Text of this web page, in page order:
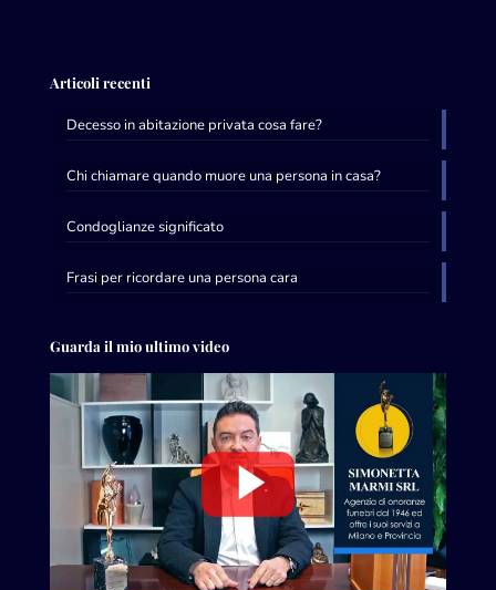
Articoli recenti
Decesso in abitazione privata cosa fare?
Chi chiamare quando muore una persona in casa?
Condoglianze significato
Frasi per ricordare una persona cara
Guarda il mio ultimo video